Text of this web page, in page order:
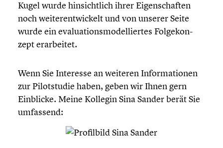
Kugel wurde hinsicht­lich ihrer Eigen­schaf­ten
noch weiter­ent­wi­ckelt und von unserer Seite
wurde ein evalua­ti­ons­mo­del­lier­tes Folge­kon­
zept erarbei­tet.
Wenn Sie Interesse an weiteren Infor­ma­tio­nen
zur Pilot­stu­die haben, geben wir Ihnen gern
Einblicke. Meine Kollegin Sina Sander berät Sie
umfassend: